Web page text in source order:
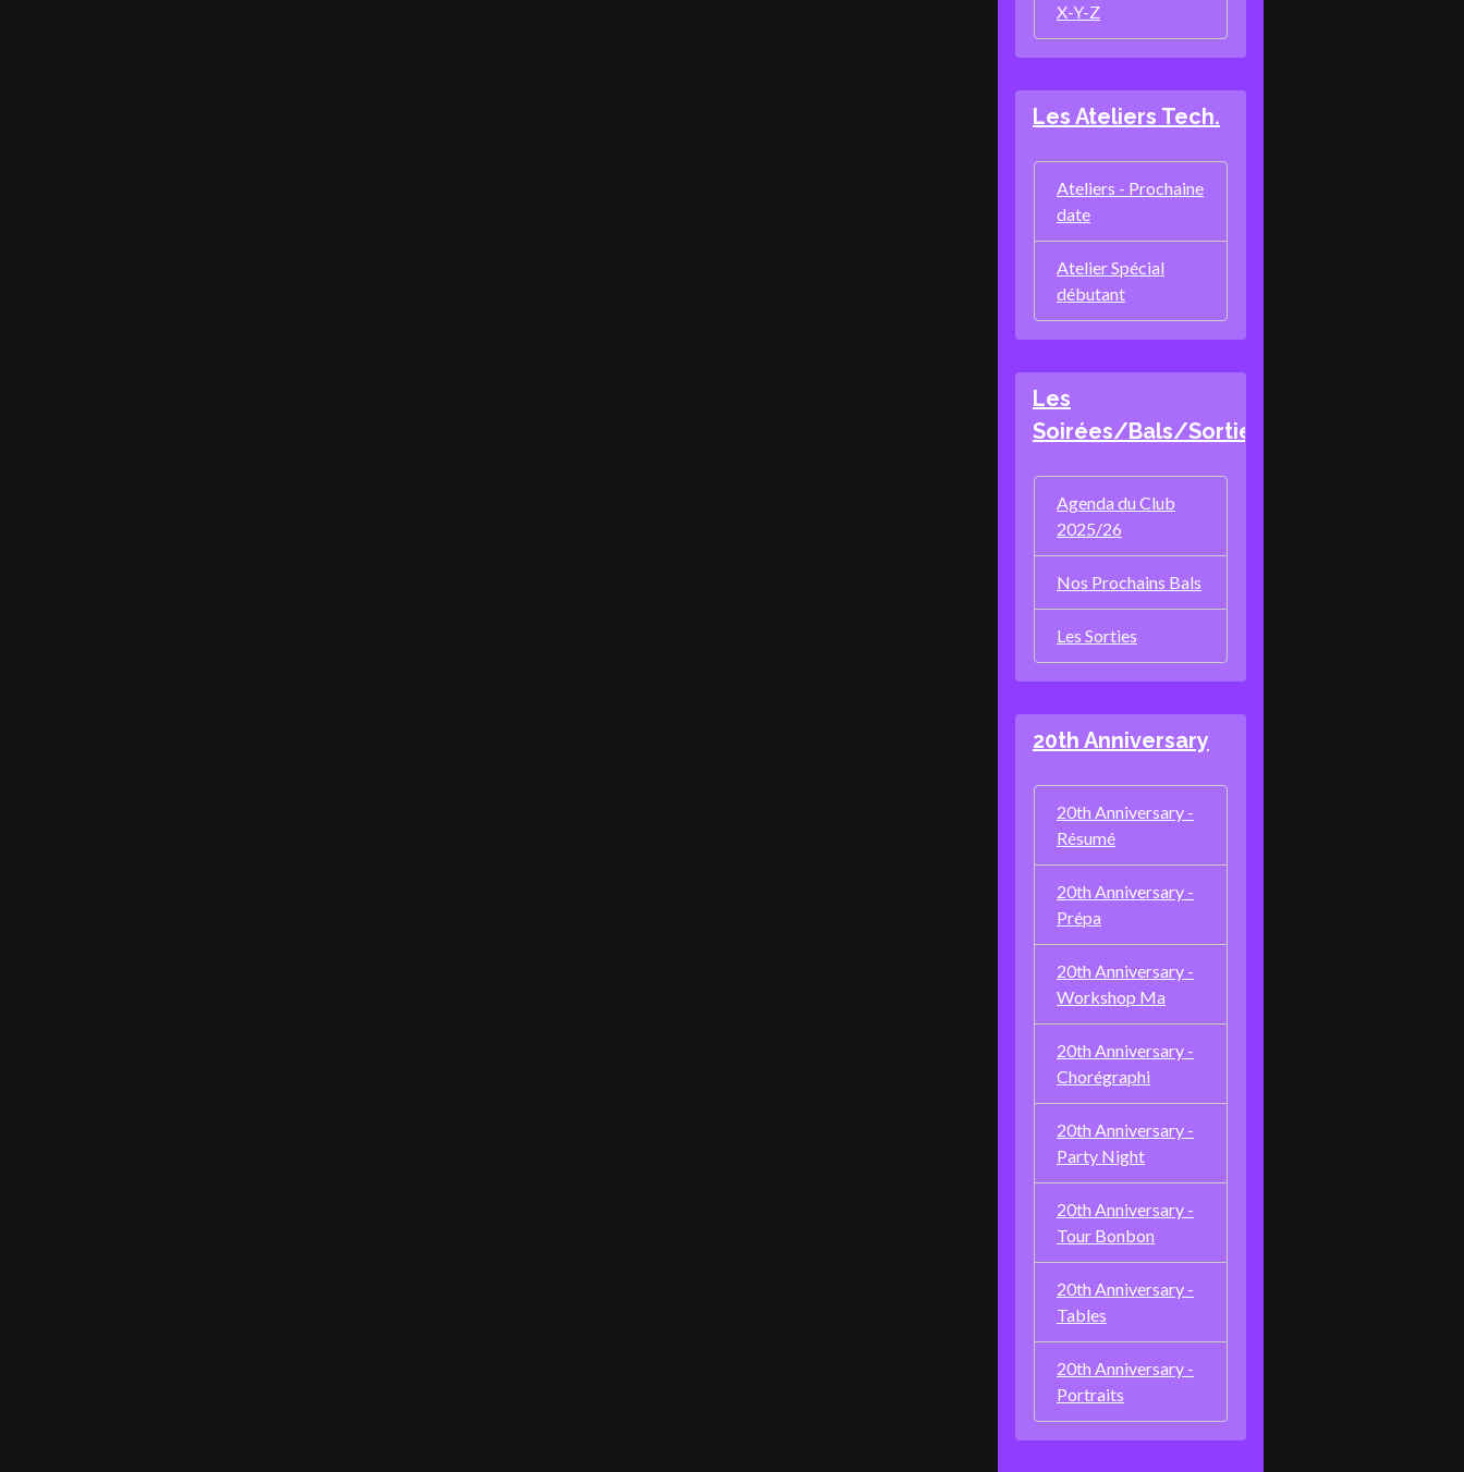
X-Y-Z
Les Ateliers Tech.
Ateliers - Prochaine
date
Atelier Spécial
débutant
Les
Soirées/Bals/Sorties
Agenda du Club
2025/26
Nos Prochains Bals
Les Sorties
20th Anniversary
20th Anniversary -
Résumé
20th Anniversary -
Prépa
20th Anniversary -
Workshop Ma
20th Anniversary -
Chorégraphi
20th Anniversary -
Party Night
20th Anniversary -
Tour Bonbon
20th Anniversary -
Tables
20th Anniversary -
Portraits